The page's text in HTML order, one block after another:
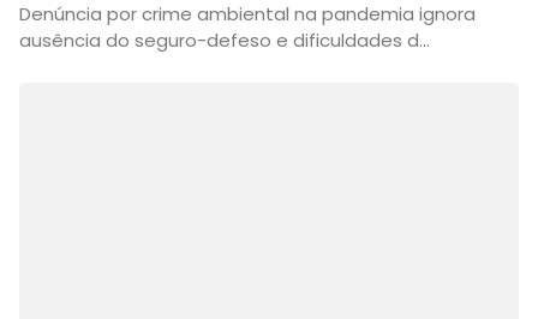
Denúncia por crime ambiental na pandemia ignora
ausência do seguro-defeso e dificuldades d...